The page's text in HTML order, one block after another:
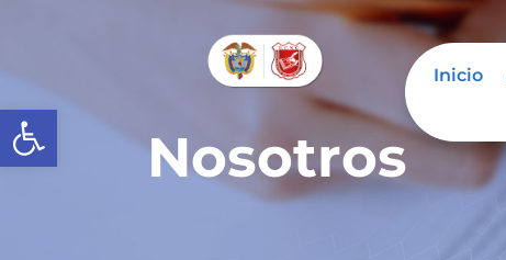
Abrir barra de herramientas
Inicio
Nosotros